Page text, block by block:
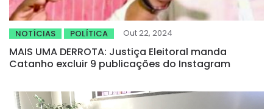
NOTÍCIAS POLÍTICA Out 22, 2024
MAIS UMA DERROTA: Justiça Eleitoral manda
Catanho excluir 9 publicações do Instagram